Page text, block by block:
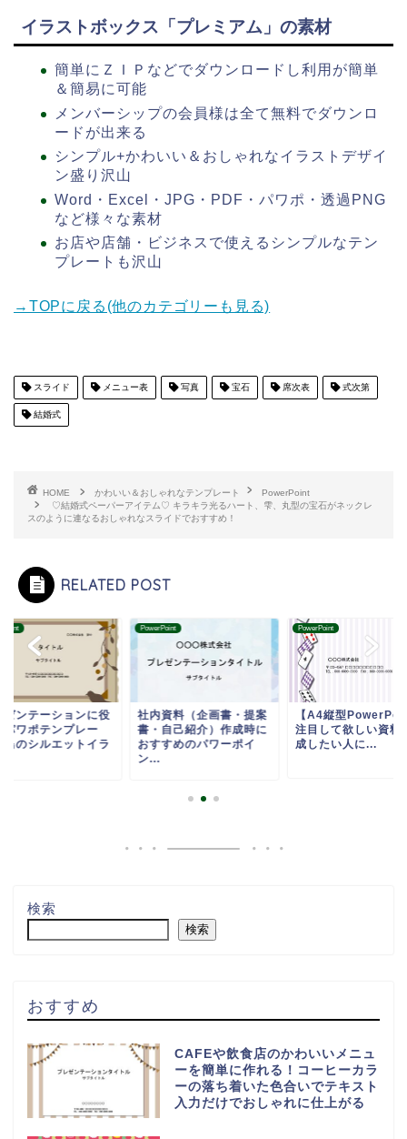
イラストボックス「プレミアム」の素材
簡単にＺＩＰなどでダウンロードし利用が簡単
＆簡易に可能
メンバーシップの会員様は全て無料でダウンロ
ードが出来る
シンプル+かわいい＆おしゃれなイラストデザイ
ン盛り沢山
Word・Excel・JPG・PDF・パワポ・透過PNG
など様々な素材
お店や店舗・ビジネスで使えるシンプルなテン
プレートも沢山
→TOPに戻る(他のカテゴリーも見る)
スライド メニュー表 写真 宝石 席次表 式次第
結婚式
HOME かわいい＆おしゃれなテンプレート
PowerPoint
♡結婚式ペーパーアイテム♡ キラキラ光るハート、雫、丸型の宝石がネックレ
スのように連なるおしゃれなスライドでおすすめ！
RELATED POST
ゼンテーションに役
パワポテンプレー
鳥のシルエットイラ
PowerPoint
社内資料（企画書・提案
書・自己紹介）作成時に
おすすめのパワーポイ
ン...
PowerPoint
【A4縦型
注目して欲しい資料
成したい人に...
検索
検索
おすすめ
CAFEや飲食店のかわいいメニュ
ーを簡単に作れる！コーヒーカラ
ーの落ち着いた色合いでテキスト
入力だけでおしゃれに仕上がる